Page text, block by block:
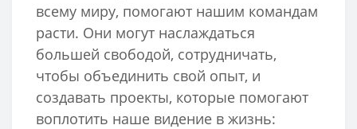
всему миру, помогают нашим командам
расти. Они могут наслаждаться
большей свободой, сотрудничать,
чтобы объединить свой опыт, и
создавать проекты, которые помогают
воплотить наше видение в жизнь: